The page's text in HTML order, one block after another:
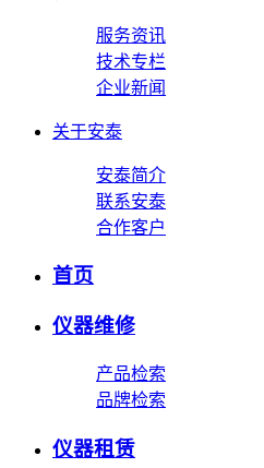
服务资讯
技术专栏
企业新闻
关于安泰
安泰简介
联系安泰
合作客户
首页
仪器维修
产品检索
品牌检索
仪器租赁